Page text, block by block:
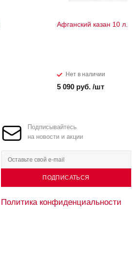
Афганский казан 10 л.
Нет в наличии
5 090 руб. /шт
Подписывайтесь
на новости и акции
ПОДПИСАТЬСЯ
Политика конфиденциальности